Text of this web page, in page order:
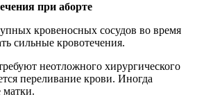
при aбopте
кровеносных сосудов во время
сильные кровотечения.
неотложного хирургического
переливание крови. Иногда
матки.